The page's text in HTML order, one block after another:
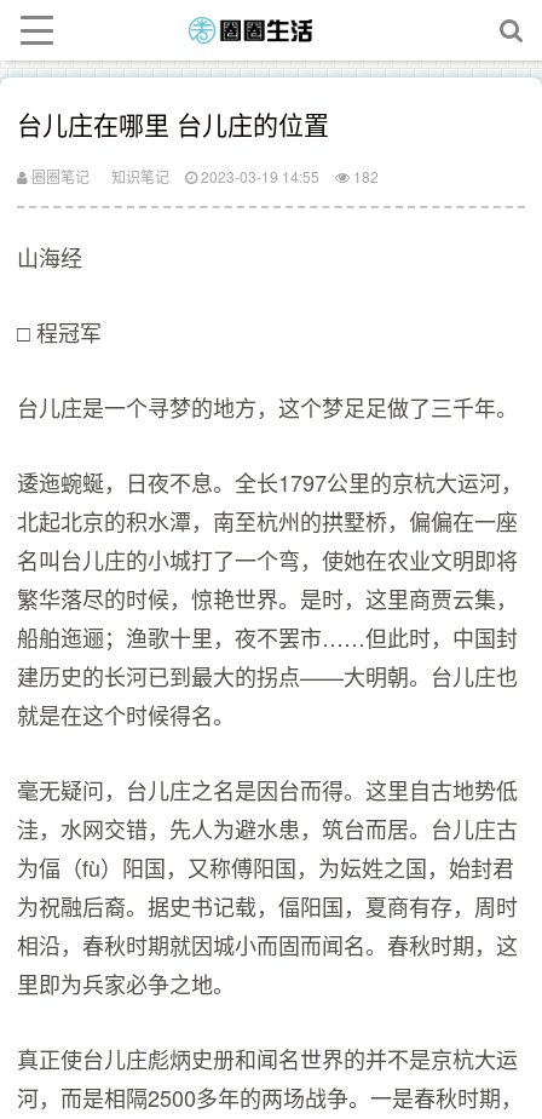
台儿庄在哪里 台儿庄的位置
圈圈笔记 知识笔记 2023-03-19 14:55 182
山海经
□ 程冠军
台儿庄是一个寻梦的地方，这个梦足足做了三千年。
逶迤蜿蜒，日夜不息。全长1797公里的京杭大运河，
北起北京的积水潭，南至杭州的拱墅桥，偏偏在一座
名叫台儿庄的小城打了一个弯，使她在农业文明即将
繁华落尽的时候，惊艳世界。是时，这里商贾云集，
船舶迤逦；渔歌十里，夜不罢市……但此时，中国封
建历史的长河已到最大的拐点——大明朝。台儿庄也
就是在这个时候得名。
毫无疑问，台儿庄之名是因台而得。这里自古地势低
洼，水网交错，先人为避水患，筑台而居。台儿庄古
为偪（fù）阳国，又称傅阳国，为妘姓之国，始封君
为祝融后裔。据史书记载，偪阳国，夏商有存，周时
相沿，春秋时期就因城小而固而闻名。春秋时期，这
里即为兵家必争之地。
真正使台儿庄彪炳史册和闻名世界的并不是京杭大运
河，而是相隔2500多年的两场战争。一是春秋时期，